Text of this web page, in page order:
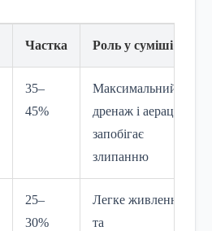
Частка Роль у суміші
35–
45%
Максимальний
дренаж і аерація,
запобігає
злипанню
25–
30%
Легке живлення
та